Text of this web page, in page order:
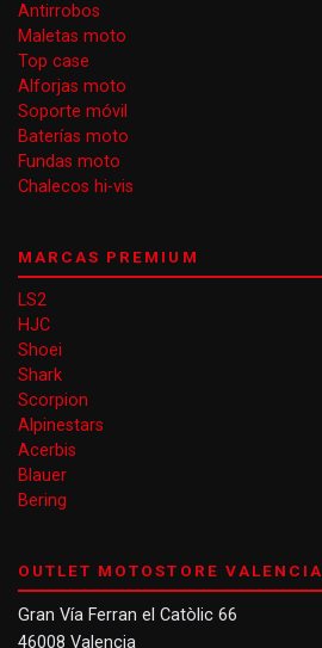
Antirrobos
Maletas moto
Top case
Alforjas moto
Soporte móvil
Baterías moto
Fundas moto
Chalecos hi-vis
MARCAS PREMIUM
LS2
HJC
Shoei
Shark
Scorpion
Alpinestars
Acerbis
Blauer
Bering
OUTLET MOTOSTORE VALENCIA
Gran Vía Ferran el Catòlic 66
46008 Valencia